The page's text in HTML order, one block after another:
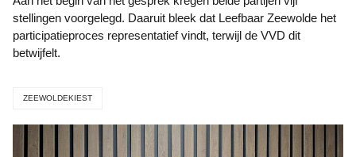
stellingen voorgelegd. Daaruit bleek dat Leefbaar Zeewolde het
participatieproces representatief vindt, terwijl de VVD dit
betwijfelt.
ZEEWOLDEKIEST